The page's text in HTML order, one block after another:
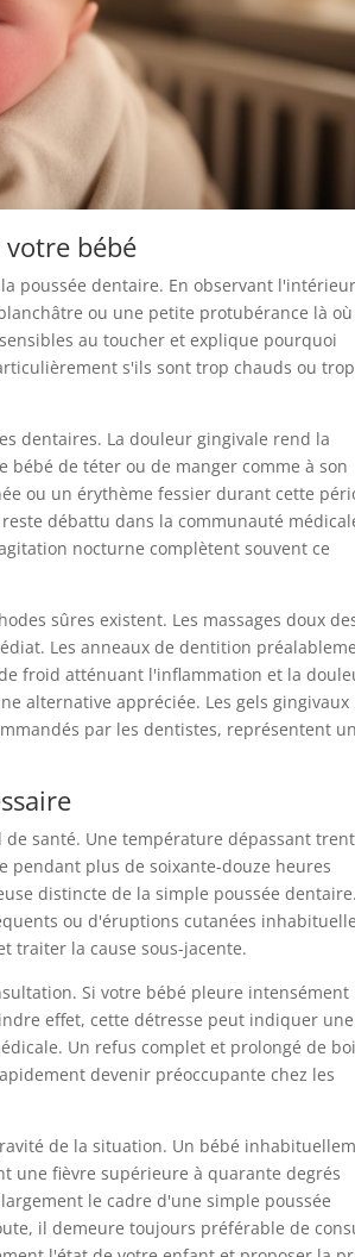
bébé
poussée dentaire. En observant
ou une petite protubérance là
au toucher et explique pourquoi
s'ils sont trop chauds ou trop
dentaires. La douleur gingivale rend la
de téter ou de manger comme à son
ou un érythème fessier durant cette
débattu dans la communauté
nocturne complètent souvent ce
sûres existent. Les massages doux
Les anneaux de dentition
froid atténuant l'inflammation et la
alternative appréciée. Les gels gingivaux
par les dentistes, représentent
santé. Une température dépassant
pendant plus de soixante-douze heures
distincte de la simple poussée
ou d'éruptions cutanées
traiter la cause sous-jacente.
Si votre bébé pleure intensément
effet, cette détresse peut indiquer une
Un refus complet et prolongé de
devenir préoccupante chez les
de la situation. Un bébé
une fièvre supérieure à quarante degrés
le cadre d'une simple poussée
il demeure toujours préférable de